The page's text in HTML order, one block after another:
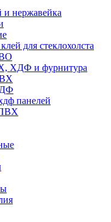
нержавейка
для стеклохолста
ХДФ и фурнитура
панелей